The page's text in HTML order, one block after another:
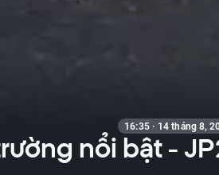
16:35 · 14 tháng 8,
nổi bật -